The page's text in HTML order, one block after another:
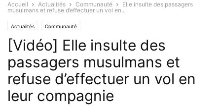
Accueil Actualités Communauté
Elle insulte des passagers
musulmans et refuse d’effectuer un vol en...
Actualités Communauté
[Vidéo] Elle insulte des
passagers musulmans et
refuse d’effectuer un vol en
leur compagnie